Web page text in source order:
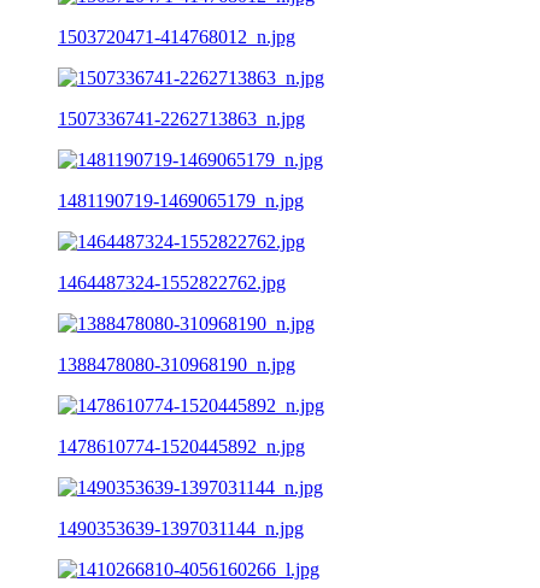
1503720471-414768012_n.jpg
1507336741-2262713863_n.jpg
1481190719-1469065179_n.jpg
1464487324-1552822762.jpg
1388478080-310968190_n.jpg
1478610774-1520445892_n.jpg
1490353639-1397031144_n.jpg